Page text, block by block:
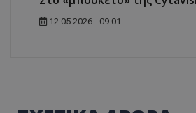
12.05.2026 - 09:01